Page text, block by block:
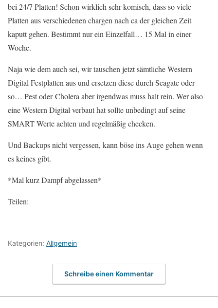
bei 24/7 Platten! Schon wirklich sehr komisch, dass so viele
Platten aus verschiedenen chargen nach ca der gleichen Zeit
kaputt gehen. Bestimmt nur ein Einzelfall… 15 Mal in einer
Woche.
Naja wie dem auch sei, wir tauschen jetzt sämtliche Western
Digital Festplatten aus und ersetzen diese durch Seagate oder
so… Pest oder Cholera aber irgendwas muss halt rein. Wer also
eine Western Digital verbaut hat sollte unbedingt auf seine
SMART Werte achten und regelmäßig checken.
Und Backups nicht vergessen, kann böse ins Auge gehen wenn
es keines gibt.
*Mal kurz Dampf abgelassen*
Teilen:
Kategorien: Allgemein
Schreibe einen Kommentar